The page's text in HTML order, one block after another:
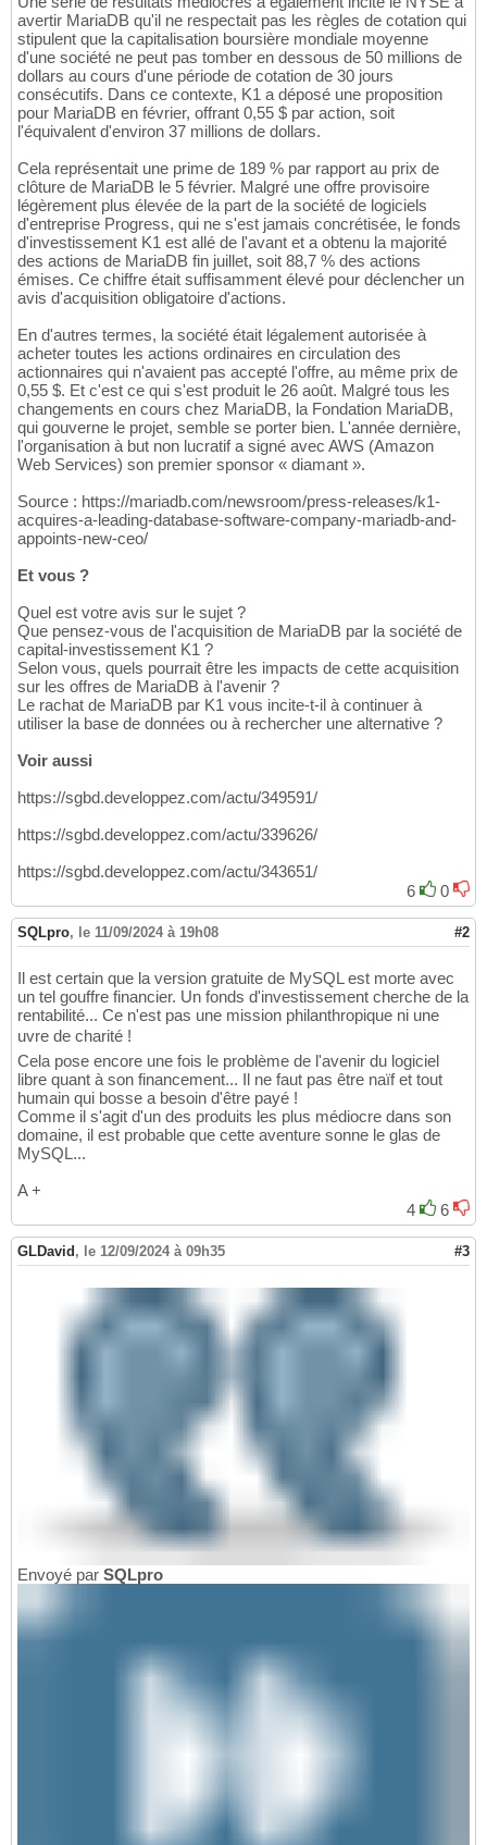
avertir MariaDB qu'il ne respectait pas les règles de cotation qui
stipulent que la capitalisation boursière mondiale moyenne
d'une société ne peut pas tomber en dessous de 50 millions de
dollars au cours d'une période de cotation de 30 jours
consécutifs. Dans ce contexte, K1 a déposé une proposition
pour MariaDB en février, offrant 0,55 $ par action, soit
l'équivalent d'environ 37 millions de dollars.
Cela représentait une prime de 189 % par rapport au prix de
clôture de MariaDB le 5 février. Malgré une offre provisoire
légèrement plus élevée de la part de la société de logiciels
d'entreprise Progress, qui ne s'est jamais concrétisée, le fonds
d'investissement K1 est allé de l'avant et a obtenu la majorité
des actions de MariaDB fin juillet, soit 88,7 % des actions
émises. Ce chiffre était suffisamment élevé pour déclencher un
avis d'acquisition obligatoire d'actions.
En d'autres termes, la société était légalement autorisée à
acheter toutes les actions ordinaires en circulation des
actionnaires qui n'avaient pas accepté l'offre, au même prix de
0,55 $. Et c'est ce qui s'est produit le 26 août. Malgré tous les
changements en cours chez MariaDB, la Fondation MariaDB,
qui gouverne le projet, semble se porter bien. L'année dernière,
l'organisation à but non lucratif a signé avec AWS (Amazon
Web Services) son premier sponsor « diamant ».
Source : https://mariadb.com/newsroom/press-releases/k1-
acquires-a-leading-database-software-company-mariadb-and-
appoints-new-ceo/
Et vous ?
Quel est votre avis sur le sujet ?
Que pensez-vous de l'acquisition de MariaDB par la société de
capital-investissement K1 ?
Selon vous, quels pourrait être les impacts de cette acquisition
sur les offres de MariaDB à l'avenir ?
Le rachat de MariaDB par K1 vous incite-t-il à continuer à
utiliser la base de données ou à rechercher une alternative ?
Voir aussi
https://sgbd.developpez.com/actu/349591/
https://sgbd.developpez.com/actu/339626/
https://sgbd.developpez.com/actu/343651/
6
0
SQLpro, le 11/09/2024 à 19h08 #2
Il est certain que la version gratuite de MySQL est morte avec
un tel gouffre financier. Un fonds d'investissement cherche de la
rentabilité... Ce n'est pas une mission philanthropique ni une
uvre de charité !
Cela pose encore une fois le problème de l'avenir du logiciel
libre quant à son financement... Il ne faut pas être naïf et tout
humain qui bosse a besoin d'être payé !
Comme il s'agit d'un des produits les plus médiocre dans son
domaine, il est probable que cette aventure sonne le glas de
MySQL...
A +
4
6
GLDavid , le 12/09/2024 à 09h35 #3
Envoyé par SQLpro